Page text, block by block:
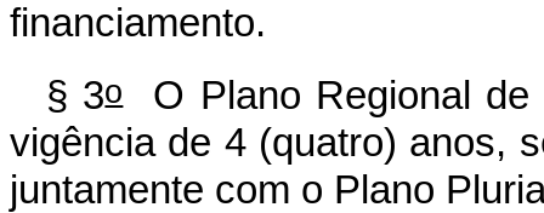
financiamento.
§ 3oO Plano Regional de
vigência de 4 (quatro) anos,
juntamente com o Plano